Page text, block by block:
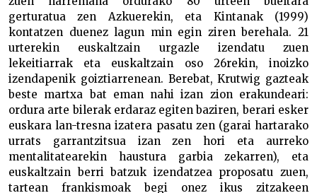
gerturatua zen Azkuerekin, eta Kintanak (1999)
kontatzen duenez lagun min egin ziren berehala. 21
urterekin euskaltzain urgazle izendatu zuen
lekeitiarrak eta euskaltzain oso 26rekin, inoizko
izendapenik goiztiarrenean. Berebat, Krutwig gazteak
beste martxa bat eman nahi izan zion erakundeari:
ordura arte bilerak erdaraz egiten baziren, berari esker
euskara lan-tresna izatera pasatu zen (garai hartarako
urrats garrantzitsua izan zen hori eta aurreko
mentalitatearekin haustura garbia zekarren), eta
euskaltzain berri batzuk izendatzea proposatu zuen,
tartean frankismoak begi onez ikus zitzakeen